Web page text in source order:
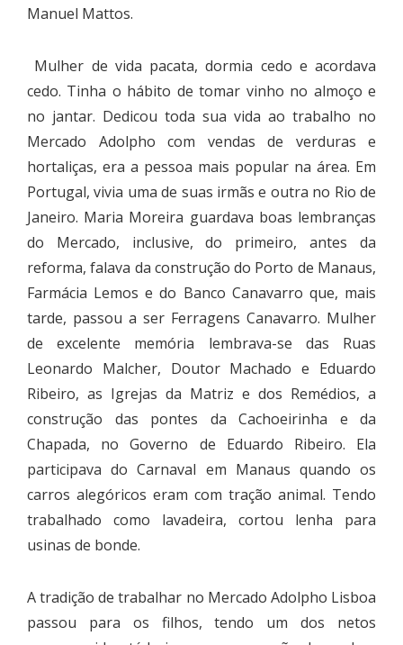
Manuel Mattos.
Mulher de vida pacata, dormia cedo e acordava
cedo. Tinha o hábito de tomar vinho no almoço e
no jantar. Dedicou toda sua vida ao trabalho no
Mercado Adolpho com vendas de verduras e
hortaliças, era a pessoa mais popular na área. Em
Portugal, vivia uma de suas irmãs e outra no Rio de
Janeiro. Maria Moreira guardava boas lembranças
do Mercado, inclusive, do primeiro, antes da
reforma, falava da construção do Porto de Manaus,
Farmácia Lemos e do Banco Canavarro que, mais
tarde, passou a ser Ferragens Canavarro. Mulher
de excelente memória lembrava-se das Ruas
Leonardo Malcher, Doutor Machado e Eduardo
Ribeiro, as Igrejas da Matriz e dos Remédios, a
construção das pontes da Cachoeirinha e da
Chapada, no Governo de Eduardo Ribeiro. Ela
participava do Carnaval em Manaus quando os
carros alegóricos eram com tração animal. Tendo
trabalhado como lavadeira, cortou lenha para
usinas de bonde.
A tradição de trabalhar no Mercado Adolpho Lisboa
passou para os filhos, tendo um dos netos